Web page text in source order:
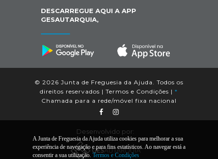
DESCARREGUE AQUI A APP
GESAUTARQUIA,
© 2026 Junta de Freguesia da Ajuda. Todos os
direitos reservados | Termos e Condições | *
Chamada para a rede/móvel fixa nacional
Desenvolvido por:
A Junta de Freguesia da Ajuda utiliza cookies para melhorar a sua
experiência de navegação e para fins estatísticos. Ao navegar está a
consentir a sua utilização. Termos e Condições